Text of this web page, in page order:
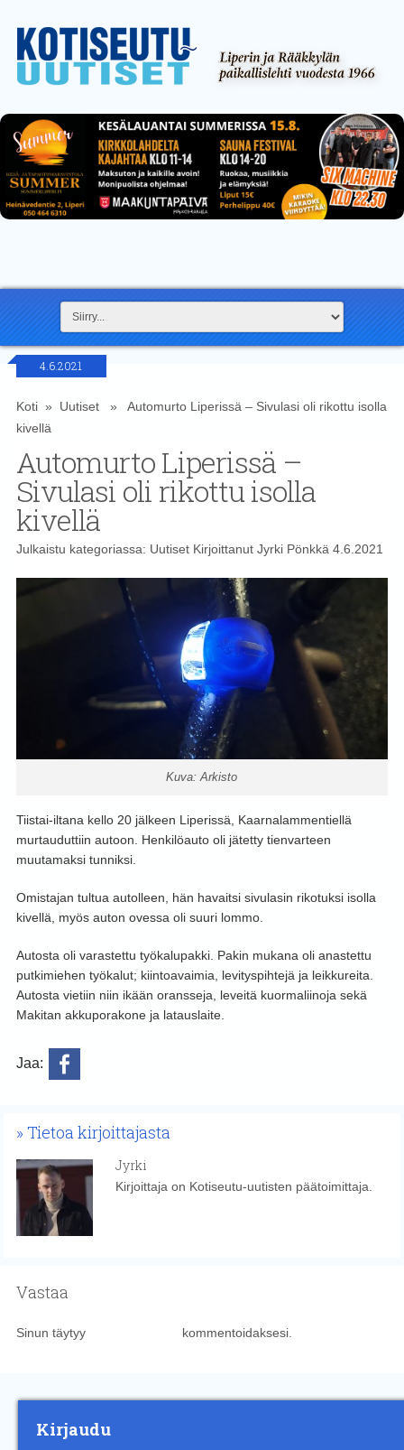
4.6.2021
Koti» Uutiset» Automurto Liperissä – Sivulasi oli rikottu isolla
kivellä
Automurto Liperissä –
Sivulasi oli rikottu isolla
kivellä
Julkaistu kategoriassa: UutisetKirjoittanut Jyrki Pönkkä4.6.2021
Kuva: Arkisto
Tiistai-iltana kello 20 jälkeen Liperissä, Kaarnalammentiellä
murtauduttiin autoon. Henkilöauto oli jätetty tienvarteen
muutamaksi tunniksi.
Omistajan tultua autolleen, hän havaitsi sivulasin rikotuksi isolla
kivellä, myös auton ovessa oli suuri lommo.
Autosta oli varastettu työkalupakki. Pakin mukana oli anastettu
putkimiehen työkalut; kiintoavaimia, levityspihtejä ja leikkureita.
Autosta vietiin niin ikään oransseja, leveitä kuormaliinoja sekä
Makitan akkuporakone ja latauslaite.
Jaa:
Tietoa kirjoittajasta
Jyrki
Kirjoittaja on Kotiseutu-uutisten päätoimittaja.
Vastaa
Sinun täytyy kommentoidaksesi.
Kirjaudu